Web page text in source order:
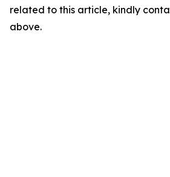
related to this article, kindly
above.